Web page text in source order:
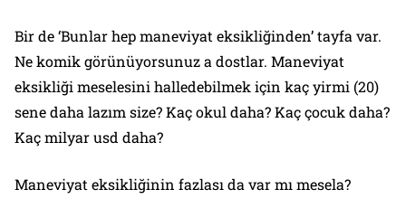
Bir de ‘Bunlar hep maneviyat eksikliğinden’ tayfa var.
Ne komik görünüyorsunuz a dostlar. Maneviyat
eksikliği meselesini halledebilmek için kaç yirmi (20)
sene daha lazım size? Kaç okul daha? Kaç çocuk daha?
Kaç milyar usd daha?
Maneviyat eksikliğinin fazlası da var mı mesela?